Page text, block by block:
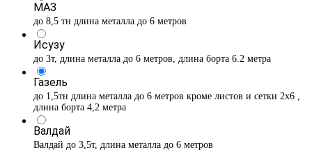
МАЗ
до 8,5 тн длина металла до 6 метров
Исузу
до 3т, длина металла до 6 метров, длина борта 6.2 метра
Газель
до 1,5тн длина металла до 6 метров кроме листов и сетки 2х6 ,
длина борта 4,2 метра
Валдай
Валдай до 3,5т, длина металла до 6 метров